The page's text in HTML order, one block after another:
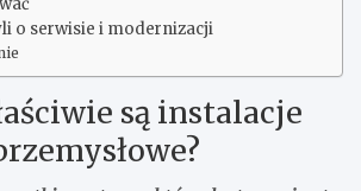
o serwisie i modernizacji
są instalacje